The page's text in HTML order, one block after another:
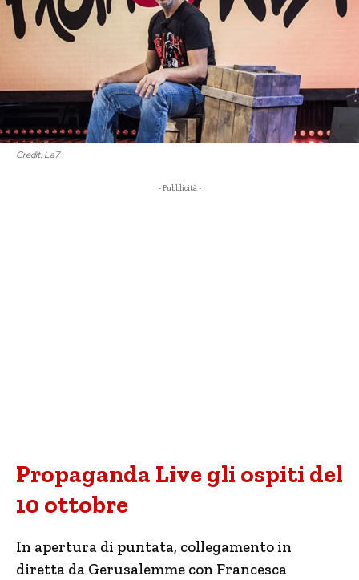
Credit: La7
- Pubblicità -
Propaganda Live gli ospiti del
10 ottobre
In apertura di puntata, collegamento in
diretta da Gerusalemme con Francesca